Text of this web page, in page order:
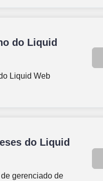
do Liquid
Liquid Web
do Liquid
gerenciado de